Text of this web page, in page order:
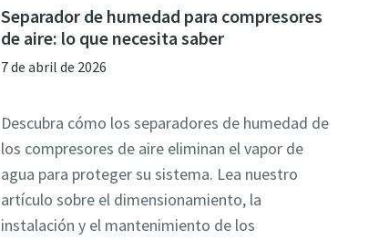
Separador de humedad para compresores
de aire: lo que necesita saber
7 de abril de 2026
Descubra cómo los separadores de humedad de
los compresores de aire eliminan el vapor de
agua para proteger su sistema. Lea nuestro
artículo sobre el dimensionamiento, la
instalación y el mantenimiento de los